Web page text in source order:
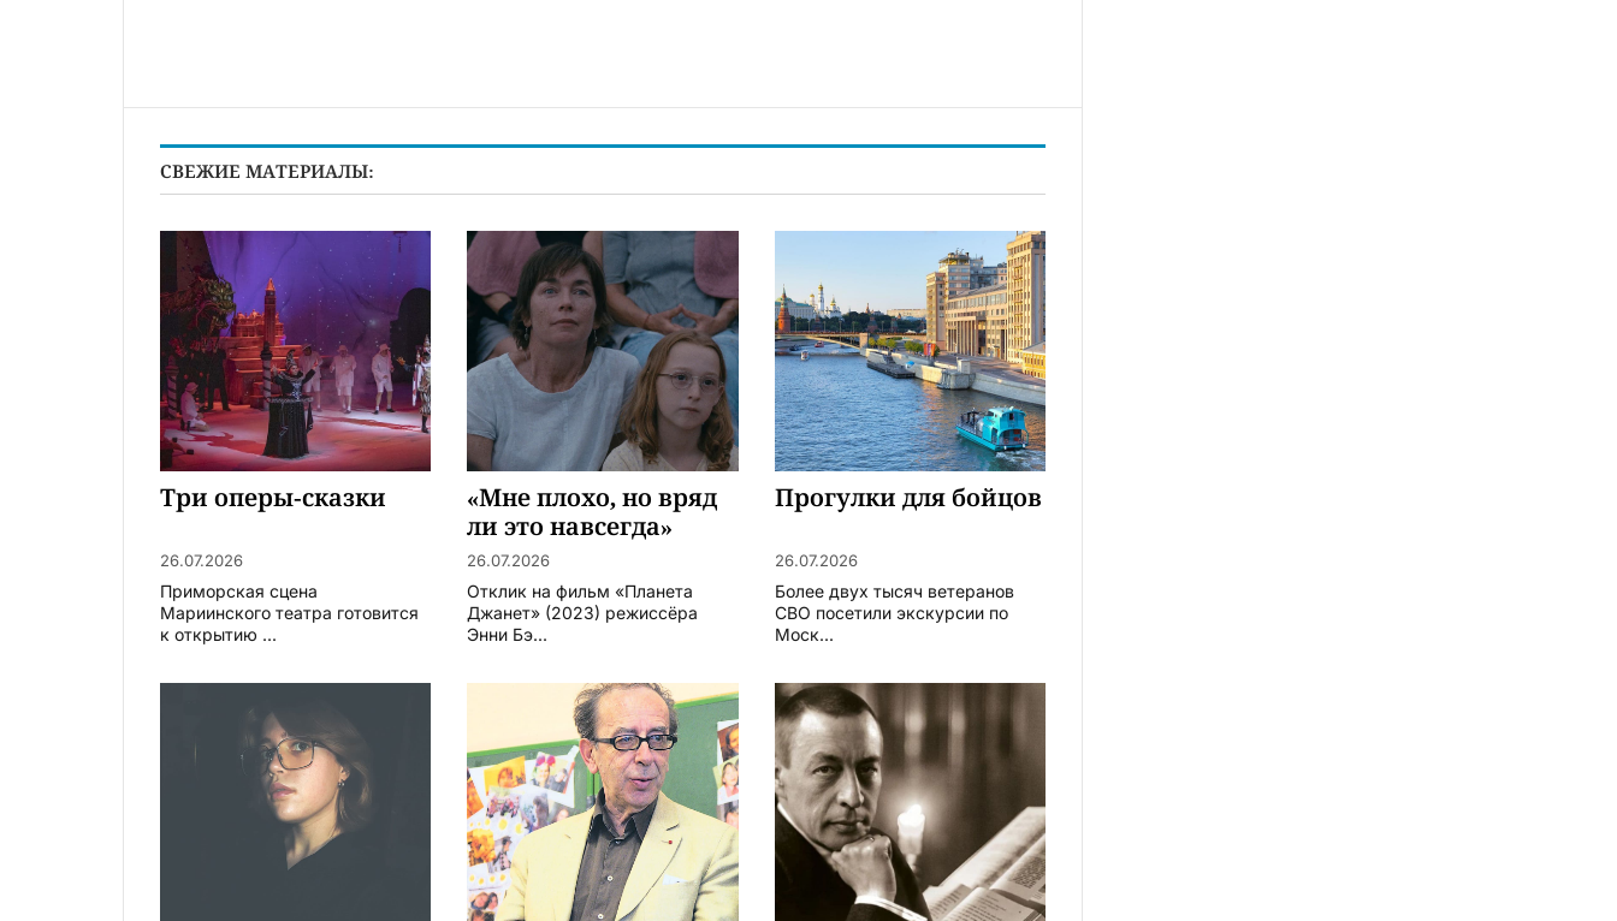
СВЕЖИЕ МАТЕРИАЛЫ:
Три оперы-сказки
26.07.2026
Приморская сцена
Мариинского театра готовится
к открытию ...
«Мне плохо, но вряд
ли это навсегда»
26.07.2026
Отклик на фильм «Планета
Джанет» (2023) режиссёра
Энни Бэ...
Прогулки для бойцов
26.07.2026
Более двух тысяч ветеранов
СВО посетили экскурсии по
Моск...